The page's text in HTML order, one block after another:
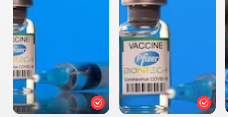
GA Bureau of Investigation (Twitter)
USA Today: GBI Continues To Seek Leads Into
Bombing of Georgia Guidestones
The New York Times Arama Sonucu
The New York Times: Explosion Destroys Mysterious
Monument in Georgia, Authorities Say
Pfizer Arama